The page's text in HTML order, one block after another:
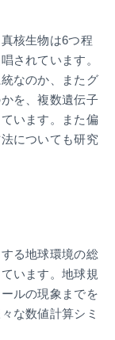
核生物は6つ程
されています。
なのか、またグ
を、複数遺伝子
います。また偏
についても研究
る地球環境の総
います。地球規
ルの現象までを
な数値計算シミ